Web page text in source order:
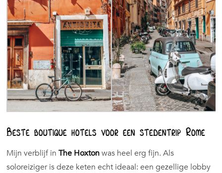
Beste boutique hotels voor een stedentrip Rome
Mijn verblijf inThe Hoxtonwas heel erg fijn. Als
soloreiziger is deze keten echt ideaal: een gezellige lobby